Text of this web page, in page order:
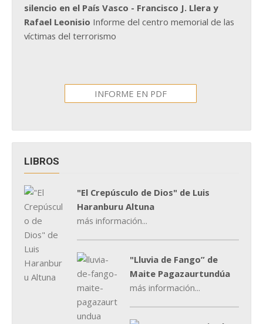
silencio en el País Vasco - Francisco J. Llera y
Rafael Leonisio Informe del centro memorial de las
víctimas del terrorismo
INFORME EN PDF
LIBROS
"El Crepúsculo de Dios" de Luis
Haranburu Altuna
más información...
"Lluvia de Fango” de
Maite Pagazaurtundúa
más información...